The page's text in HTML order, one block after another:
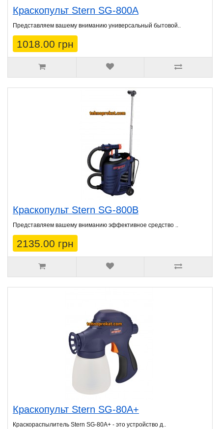
Краскопульт Stern SG-800A
Представляем вашему вниманию универсальный бытовой..
1018.00 грн
Краскопульт Stern SG-800B
Представляем вашему вниманию эффективное средство ..
2135.00 грн
Краскопульт Stern SG-80A+
Краскораспылитель Stern SG-80A+ - это устройство д..